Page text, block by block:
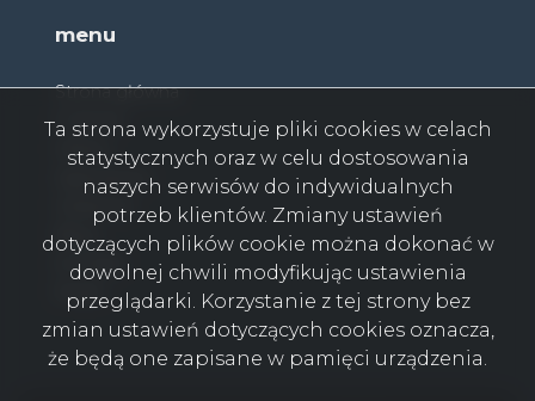
menu
Strona główna
O firmie
Oferty
Zgłoszenia
Ulubione
Blog
Kontakt
Rodo
Ta strona wykorzystuje pliki cookies w celach
statystycznych oraz w celu dostosowania
naszych serwisów do indywidualnych
potrzeb klientów. Zmiany ustawień
dotyczących plików cookie można dokonać w
dowolnej chwili modyfikując ustawienia
przeglądarki. Korzystanie z tej strony bez
zmian ustawień dotyczących cookies oznacza,
że będą one zapisane w pamięci urządzenia.